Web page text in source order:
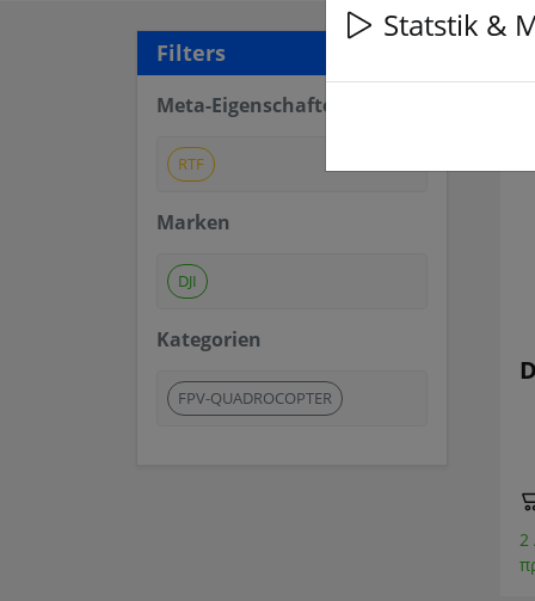
Filters
Meta-Eigenschaften
RTF
Marken
DJI
Kategorien
FPV-QUADROCOPTER
34
2
Statstik &